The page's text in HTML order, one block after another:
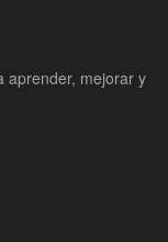
aprender, mejorar y